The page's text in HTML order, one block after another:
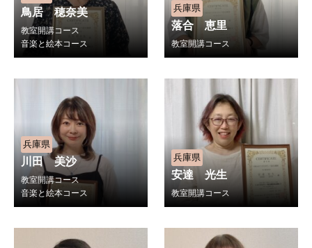
鳥居 穂奈美
教室開講コース
音楽と絵本コース
兵庫県
落合 恵里
教室開講コース
兵庫県
川田 美沙
教室開講コース
音楽と絵本コース
兵庫県
安達 光生
教室開講コース